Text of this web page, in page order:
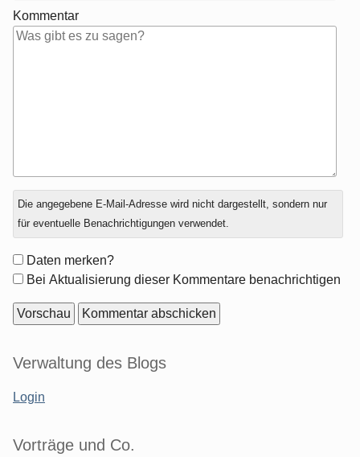
Kommentar
Antwort
zu
Die angegebene E-Mail-Adresse wird nicht dargestellt, sondern nur
für eventuelle Benachrichtigungen verwendet.
Formular-
Optionen
Daten merken?
Bei Aktualisierung dieser Kommentare benachrichtigen
Seitenleiste
Verwaltung des Blogs
Login
Vorträge und Co.